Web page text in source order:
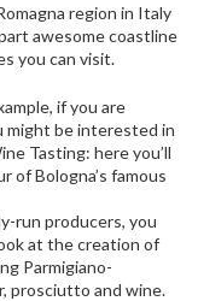
region in Italy
awesome coastline
you can visit.
if you are
might be interested in
Tasting: here you’ll
of Bologna’s famous
run producers, you
at the creation of
Parmigiano-
prosciutto and wine.